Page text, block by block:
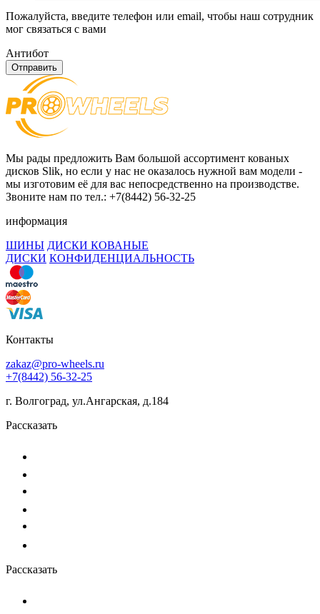
Пожалуйста, введите телефон или email, чтобы наш сотрудник
мог связаться с вами
Антибот
Отправить
Мы рады предложить Вам большой ассортимент кованых
дисков Slik, но если у нас не оказалось нужной вам модели -
мы изготовим её для вас непосредственно на производстве.
Звоните нам по тел.: +7(8442) 56-32-25
информация
ШИНЫ ДИСКИ КОВАНЫЕ
ДИСКИ КОНФИДЕНЦИАЛЬНОСТЬ
Контакты
zakaz@pro-wheels.ru
+7(8442) 56-32-25
г. Волгоград, ул.Ангарская, д.184
Рассказать
Рассказать